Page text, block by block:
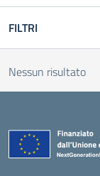
FILTRI
Nessun risultato